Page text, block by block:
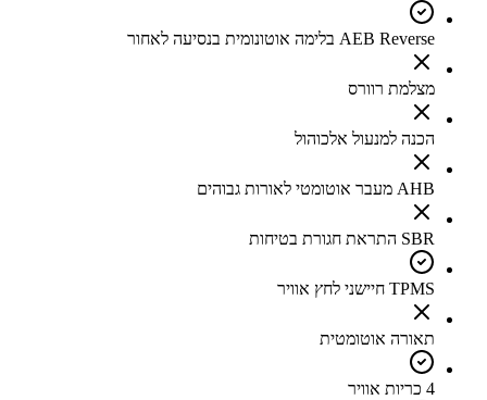
AEB Reverse בלימה אוטונומית בנסיעה לאחור
מצלמת רוורס
הכנה למנעול אלכוהול
AHB מעבר אוטומטי לאורות גבוהים
SBR התראת חגורת בטיחות
TPMS חיישני לחץ אוויר
תאורה אוטומטית
4 כריות אוויר